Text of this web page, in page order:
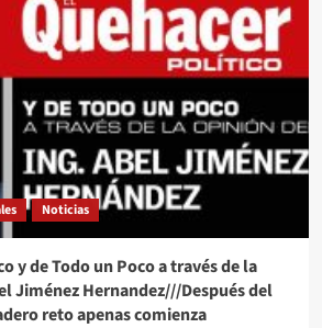
Noticias
y de Todo un Poco a través de la
Jiménez Hernandez///Después del
reto apenas comienza